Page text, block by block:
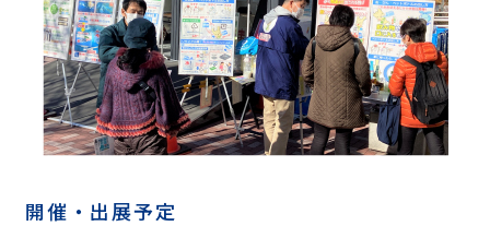
開催・出展予定